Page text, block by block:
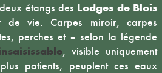
étangs des Lodges de Blois
de vie. Carpes miroir, carpes
perches et – selon la légende
, visible uniquement
patients, peuplent ces eaux